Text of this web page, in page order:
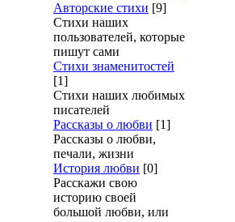
Авторские стихи [9]
Стихи наших
пользователей, которые
пишут сами
Стихи знаменитостей
[1]
Стихи наших любимых
писателей
Рассказы о любви [1]
Рассказы о любви,
печали, жизни
История любви [0]
Расскажи свою
историю своей
большой любви, или